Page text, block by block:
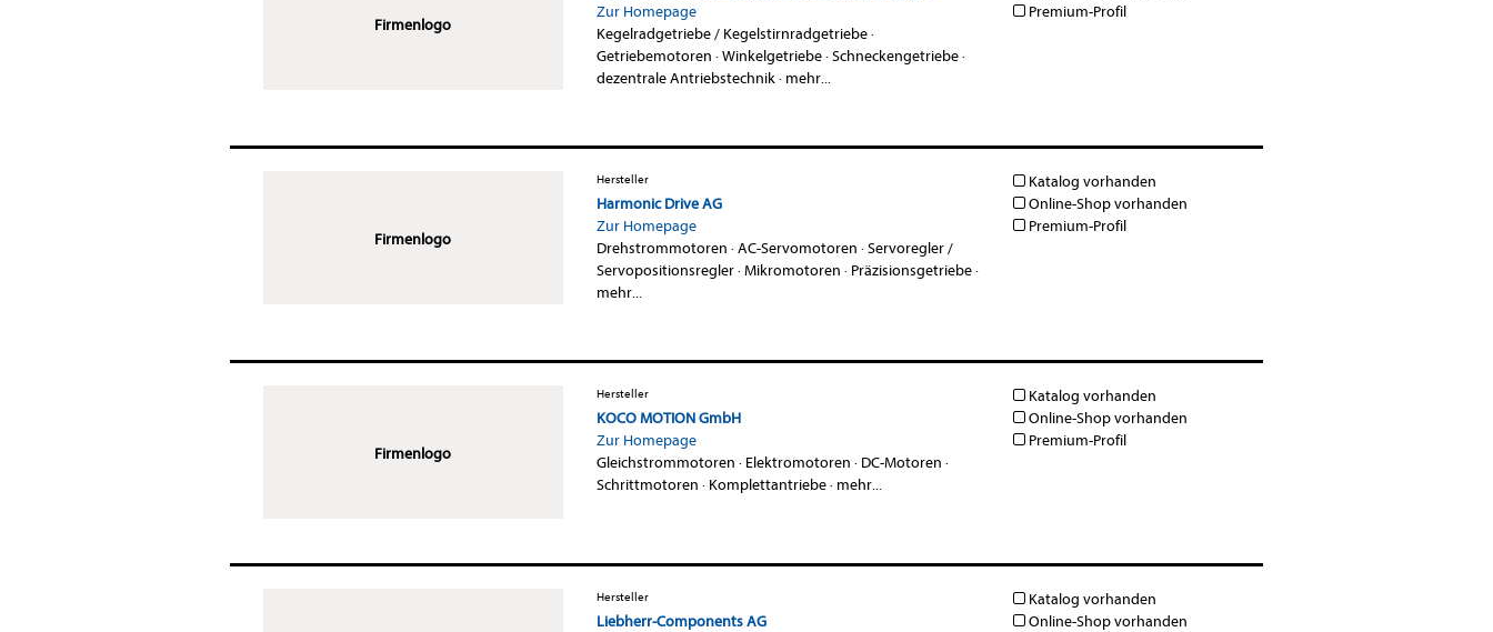
Firmenlogo
Zur Homepage
Kegelradgetriebe / Kegelstirnradgetriebe·
Getriebemotoren ·Winkelgetriebe·Schneckengetriebe·
dezentrale Antriebstechnik· mehr...
Premium-Profil
Firmenlogo
Hersteller
Harmonic Drive AG
Zur Homepage
Drehstrommotoren ·AC-Servomotoren ·Servoregler /
Servopositionsregler·Mikromotoren · Präzisionsgetriebe·
mehr...
Katalog vorhanden
Online-Shop vorhanden
Premium-Profil
Firmenlogo
Hersteller
KOCO MOTION GmbH
Zur Homepage
Gleichstrommotoren · Elektromotoren · DC-Motoren ·
Schrittmotoren · Komplettantriebe· mehr...
Katalog vorhanden
Online-Shop vorhanden
Premium-Profil
Hersteller
Liebherr-Components AG
Katalog vorhanden
Online-Shop vorhanden